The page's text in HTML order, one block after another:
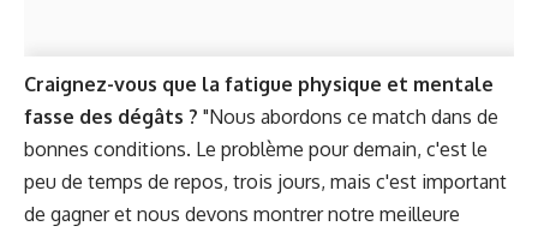
Craignez-vous que la fatigue physique et mentale
fasse des dégâts ? "Nous abordons ce match dans de
bonnes conditions. Le problème pour demain, c'est le
peu de temps de repos, trois jours, mais c'est important
de gagner et nous devons montrer notre meilleure